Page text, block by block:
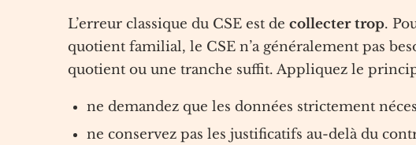
L’erreur classique du CSE est de collecter trop.
quotient familial, le CSE n’a généralement pas
quotient ou une tranche suffit. Appliquez le
ne demandez que les données strictement
ne conservez pas les justificatifs au-delà du